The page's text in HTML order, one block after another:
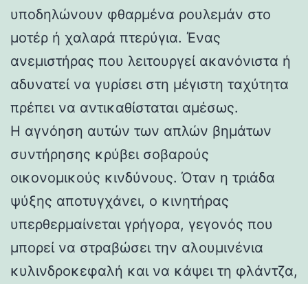
υποδηλώνουν φθαρμένα ρουλεμάν στο
μοτέρ ή χαλαρά πτερύγια. Ένας
ανεμιστήρας που λειτουργεί ακανόνιστα ή
αδυνατεί να γυρίσει στη μέγιστη ταχύτητα
πρέπει να αντικαθίσταται αμέσως.
Η αγνόηση αυτών των απλών βημάτων
συντήρησης κρύβει σοβαρούς
οικονομικούς κινδύνους. Όταν η τριάδα
ψύξης αποτυγχάνει, ο κινητήρας
υπερθερμαίνεται γρήγορα, γεγονός που
μπορεί να στραβώσει την αλουμινένια
κυλινδροκεφαλή και να κάψει τη φλάντζα,